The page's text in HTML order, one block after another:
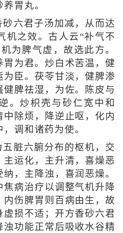
胃丸。
六君子汤加减，从而达
机之效。古人云“补气不
为脾气虚，故选此方。
为君。炒白术苦温，健
臣。茯苓甘淡，健脾渗
脾祛湿，为佐。陈皮与
。炒枳壳与砂仁宽中和
除烦，降逆止呕，化内
调和诸药为使。
脏六腑分布的枢机，交
运化，主升清，喜燥恶
，主降浊，喜润恶燥。
病治疗以调整气机升降
伤脾胃则百病由生，故
损不适；开方香砂六君
功能正常后吸收水谷精